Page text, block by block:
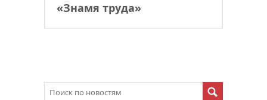
«Знамя труда»